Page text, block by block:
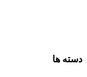
دسته ها